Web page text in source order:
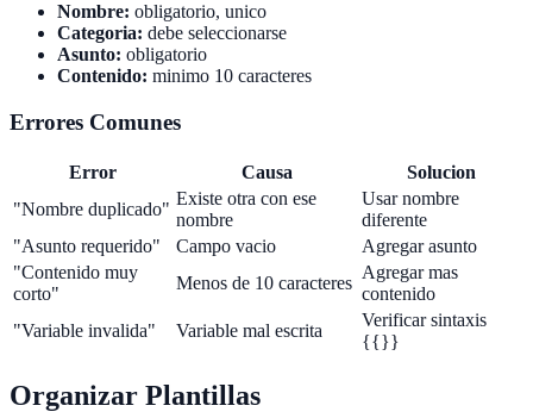
Nombre: obligatorio, unico
Categoria: debe seleccionarse
Asunto: obligatorio
Contenido: minimo 10 caracteres
Errores Comunes
Error Causa
Solucion
"Nombre duplicado"
Existe otra con ese
nombre
Usar nombre
diferente
"Asunto requerido"
Campo vacio
Agregar asunto
"Contenido muy
corto"
Menos de 10 caracteres
Agregar mas
contenido
"Variable invalida"
Variable mal escrita
Verificar sintaxis
{{}}
Organizar Plantillas